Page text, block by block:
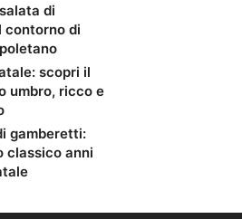
di
contorno di
scopri il
umbro, ricco e
gamberetti:
classico anni